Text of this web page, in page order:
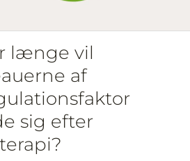
længe vil
af
sig efter